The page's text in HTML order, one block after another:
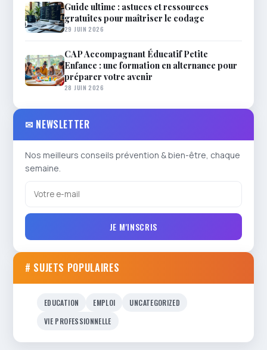
Guide ultime : astuces et ressources
gratuites pour maîtriser le codage
29 JUIN 2026
CAP Accompagnant Éducatif Petite
Enfance : une formation en alternance pour
préparer votre avenir
28 JUIN 2026
✉ NEWSLETTER
Nos meilleurs conseils prévention & bien-être, chaque
semaine.
JE M'INSCRIS
# SUJETS POPULAIRES
EDUCATION EMPLOI
UNCATEGORIZED
VIE PROFESSIONNELLE